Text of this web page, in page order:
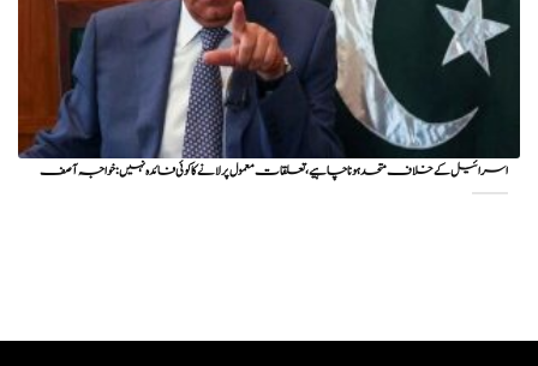
اسرائیل کے خلاف متحد ہونا چاہیے، تعلقات معمول پر لانے کا کوئی فائدہ نہیں: خواجہ آصف